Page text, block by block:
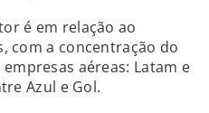
é em relação ao
com a concentração do
aéreas: Latam e
Azul e Gol.